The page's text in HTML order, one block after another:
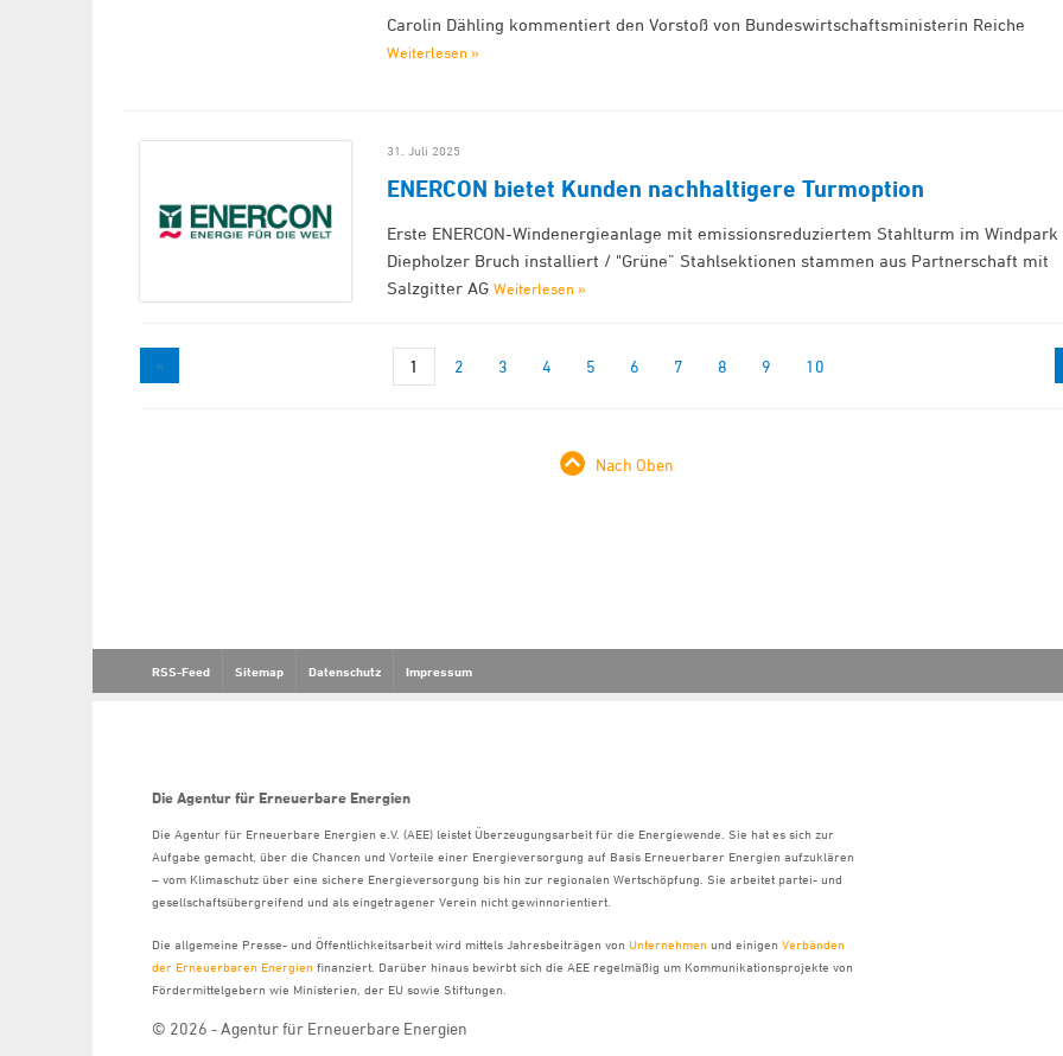
Carolin Dähling kommentiert den Vorstoß von Bundeswirtschaftsministerin Reiche
Weiterlesen »
31. Juli 2025
ENERCON bietet Kunden nachhaltigere Turmoption
Erste ENERCON-Windenergieanlage mit emissionsreduziertem Stahlturm im Windpark
Diepholzer Bruch installiert / "Grüne” Stahlsektionen stammen aus Partnerschaft mit
Salzgitter AGWeiterlesen »
« 1 2 3 4 5 6 7 8 9 10
Nach Oben
RSS-Feed Sitemap Datenschutz Impressum
Die Agentur für Erneuerbare Energien
Die Agentur für Erneuerbare Energien e.V. (AEE) leistet Überzeugungsarbeit für die Energiewende. Sie hat es sich zur
Aufgabe gemacht, über die Chancen und Vorteile einer Energieversorgung auf Basis Erneuerbarer Energien aufzuklären
– vom Klimaschutz über eine sichere Energieversorgung bis hin zur regionalen Wertschöpfung. Sie arbeitet partei- und
gesellschaftsübergreifend und als eingetragener Verein nicht gewinnorientiert.
Die allgemeine Presse- und Öffentlichkeitsarbeit wird mittels Jahresbeiträgen von Unternehmen und einigen Verbänden
der Erneuerbaren Energien finanziert. Darüber hinaus bewirbt sich die AEE regelmäßig um Kommunikationsprojekte von
Fördermittelgebern wie Ministerien, der EU sowie Stiftungen.
© 2026 - Agentur für Erneuerbare Energien